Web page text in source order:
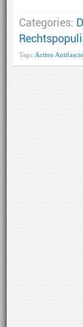
Categories:
Tags: Action